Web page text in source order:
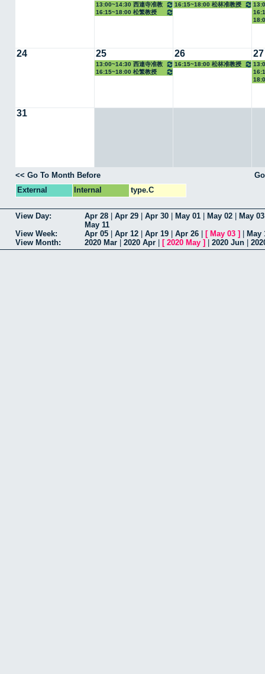
13:00~14:30 西連寺准教
授
16:15~18:00 松繁教授
16:15~18:00 松林准教授
24 25
13:00~14:30 西連寺准教
授
16:15~18:00 松繁教授
26
16:15~18:00 松林准教授
27
31
<< Go To Month Before
External
Internal type.C
View Day: Apr 28 Apr 29 Apr 30 May 01 May 02 May 03
May 11
View Week:
Apr 05 Apr 12 Apr 19 Apr 26 [ May 03 ]
May
View Month:
2020 Mar 2020 Apr [ 2020 May ] 2020 Jun